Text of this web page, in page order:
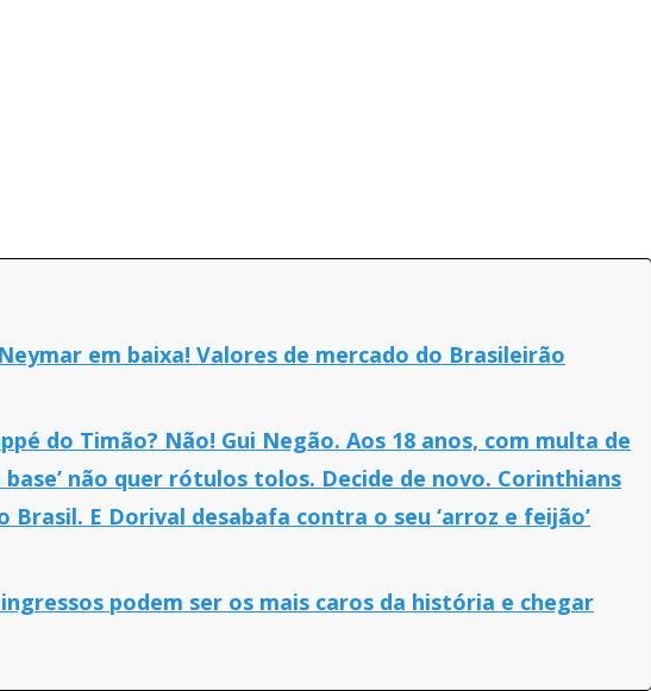
em baixa! Valores de mercado do Brasileirão
do Timão? Não! Gui Negão. Aos 18 anos, com multa de
base’ não quer rótulos tolos. Decide de novo. Corinthians
Brasil. E Dorival desabafa contra o seu ‘arroz e feijão’
podem ser os mais caros da história e chegar